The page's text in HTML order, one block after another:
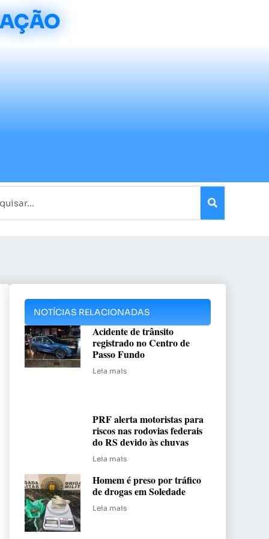
NOTÍCIAS RELACIONADAS
Acidente de trânsito
registrado no Centro de
Passo Fundo
Leia mais
PRF alerta motoristas para
riscos nas rodovias federais
do RS devido às chuvas
Leia mais
Homem é preso por tráfico
de drogas em Soledade
Leia mais